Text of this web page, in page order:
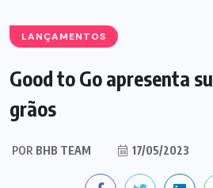
LANÇAMENTOS
Good to Go apresenta
grãos
POR BHB TEAM 17/05/2023